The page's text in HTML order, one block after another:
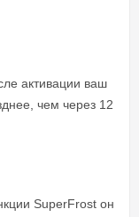
активации ваш
чем через 12
SuperFrost он